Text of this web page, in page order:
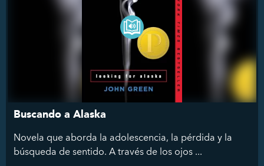
Buscando a Alaska
Novela que aborda la adolescencia, la pérdida y la
búsqueda de sentido. A través de los ojos ...